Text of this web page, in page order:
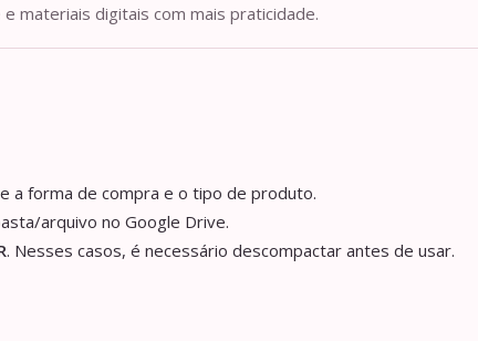
materiais digitais com mais praticidade.
a forma de compra e o tipo de produto.
arquivo no Google Drive.
. Nesses casos, é necessário descompactar antes de usar.